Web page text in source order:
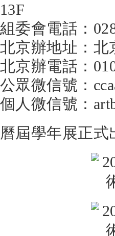
13F
組委會電話：
北京辦地址：北
北京辦電話：
公眾微信號：
個人微信號：
曆屆學年展正